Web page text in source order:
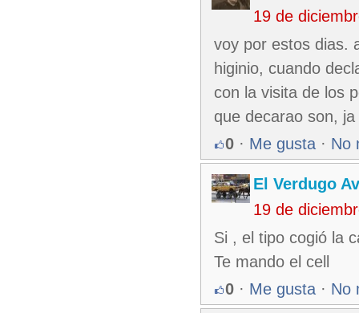
19 de
voy por estos dias.
higinio, cuando
con la visita de los
que decarao son,
0 · Me gusta · No
El Verdugo
19 de
Si , el tipo cogió la
Te mando el cell
0 · Me gusta · No